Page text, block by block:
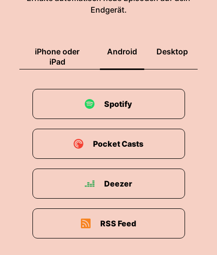
Endgerät.
iPhone oder
iPad
Android Desktop
Spotify
Pocket Casts
Deezer
RSS Feed